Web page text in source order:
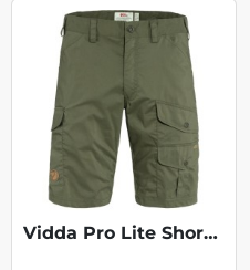
Vidda Pro Lite Shorts - Laurel Green